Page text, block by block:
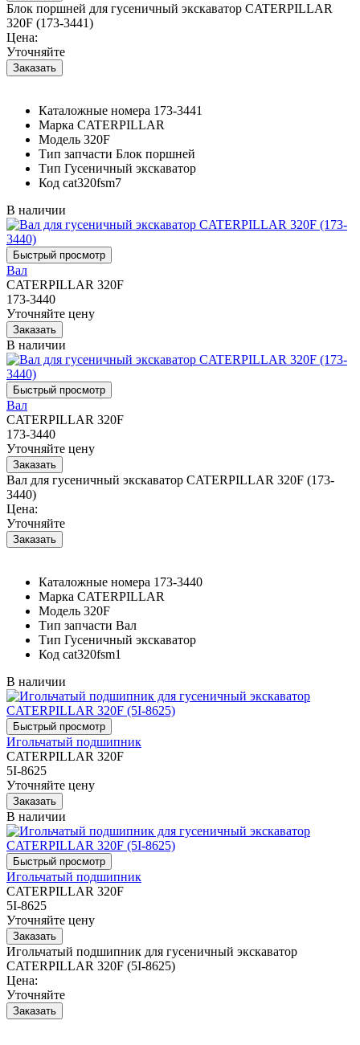
Блок поршней для гусеничный экскаватор CATERPILLAR
320F (173-3441)
Цена:
Уточняйте
Каталожные номера 173-3441
Марка CATERPILLAR
Модель 320F
Тип запчасти Блок поршней
Тип Гусеничный экскаватор
Код cat320fsm7
В наличии
Вал
CATERPILLAR 320F
173-3440
Уточняйте цену
В наличии
Вал
CATERPILLAR 320F
173-3440
Уточняйте цену
Вал для гусеничный экскаватор CATERPILLAR 320F (173-
3440)
Цена:
Уточняйте
Каталожные номера 173-3440
Марка CATERPILLAR
Модель 320F
Тип запчасти Вал
Тип Гусеничный экскаватор
Код cat320fsm1
В наличии
Игольчатый подшипник
CATERPILLAR 320F
5I-8625
Уточняйте цену
В наличии
Игольчатый подшипник
CATERPILLAR 320F
5I-8625
Уточняйте цену
Игольчатый подшипник для гусеничный экскаватор
CATERPILLAR 320F (5I-8625)
Цена:
Уточняйте